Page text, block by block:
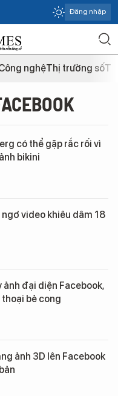
Đăng nhập
nghệThị trường số
có thể gặp rắc rối vì
bikini
video khiêu dâm 18
ảnh đại diện Facebook,
bẻ cong
ảnh 3D lên Facebook